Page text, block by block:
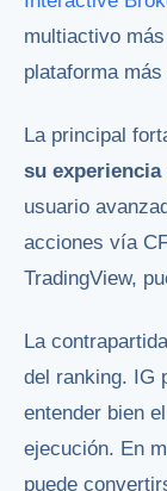
multiactivo
plataforma
La principal
su
usuario
acciones vía
TradingView,
La
del ranking. IG
entender bien
ejecución. En
puede